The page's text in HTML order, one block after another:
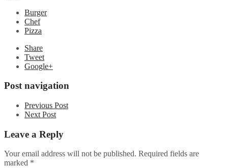
Burger
Chef
Pizza
Share
Tweet
Google+
Post navigation
Previous Post
Next Post
Leave a Reply
Your email address will not be published. Required fields are
marked *